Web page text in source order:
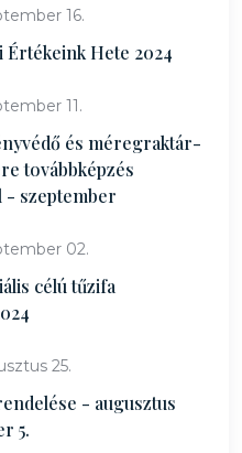
16.
Értékeink Hete 2024
11.
és méregraktár-
továbbképzés
- szeptember
02.
célú tűzifa
25.
- augusztus
5.